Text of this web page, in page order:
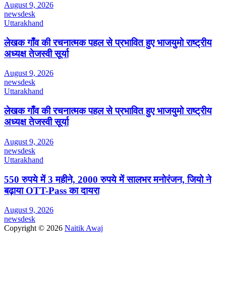
August 9, 2026
newsdesk
Uttarakhand
लेखक गाँव की रचनात्मक पहल से प्रभावित हुए भाजयुमो राष्ट्रीय
अध्यक्ष तेजस्वी सूर्या
August 9, 2026
newsdesk
Uttarakhand
लेखक गाँव की रचनात्मक पहल से प्रभावित हुए भाजयुमो राष्ट्रीय
अध्यक्ष तेजस्वी सूर्या
August 9, 2026
newsdesk
Uttarakhand
550 रुपये में 3 महीने, 2000 रुपये में सालभर मनोरंजन, जियो ने
बढ़ाया OTT-Pass का दायरा
August 9, 2026
newsdesk
Copyright © 2026 Naitik Awaj